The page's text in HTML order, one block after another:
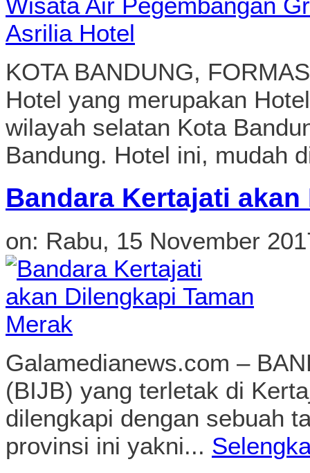
KOTA BANDUNG,
Hotel yang merupakan
wilayah selatan Kota
Bandung. Hotel ini, mudah
Bandara Kertajati
on: Rabu, 15 November
Galamedianews.com –
(BIJB) yang terletak di
dilengkapi dengan sebuah
provinsi ini yakni...